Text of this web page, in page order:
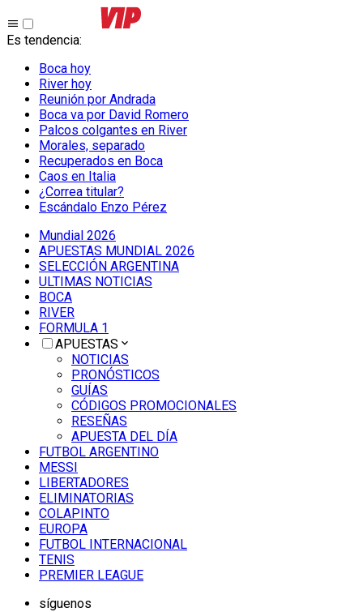
Es tendencia:
Boca hoy
River hoy
Reunión por Andrada
Boca va por David Romero
Palcos colgantes en River
Morales, separado
Recuperados en Boca
Caos en Italia
¿Correa titular?
Escándalo Enzo Pérez
Mundial 2026
APUESTAS MUNDIAL 2026
SELECCIÓN ARGENTINA
ULTIMAS NOTICIAS
BOCA
RIVER
FORMULA 1
APUESTAS
NOTICIAS
PRONÓSTICOS
GUÍAS
CÓDIGOS PROMOCIONALES
RESEÑAS
APUESTA DEL DÍA
FUTBOL ARGENTINO
MESSI
LIBERTADORES
ELIMINATORIAS
COLAPINTO
EUROPA
FUTBOL INTERNACIONAL
TENIS
PREMIER LEAGUE
síguenos